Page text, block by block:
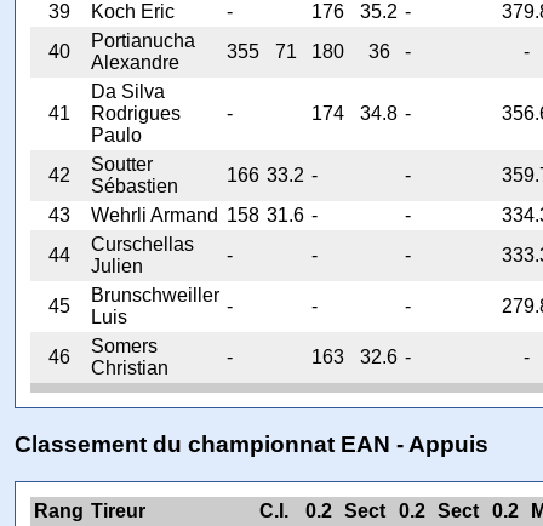
39
Koch Eric - 176 35.2 -
40
Portianucha
Alexandre
355 71 180 36 - -
41
Da Silva
Rodrigues
Paulo
- 174 34.8 -
42
Soutter
Sébastien
166 33.2 - -
43
Wehrli Armand 158 31.6 - -
44
Curschellas
Julien
- - -
45
Brunschweiller
Luis
- - -
46
Somers
Christian
- 163 32.6 - -
Classement du championnat EAN - Appuis
Rang Tireur C.I. 0.2 Sect 0.2 Sect 0.2